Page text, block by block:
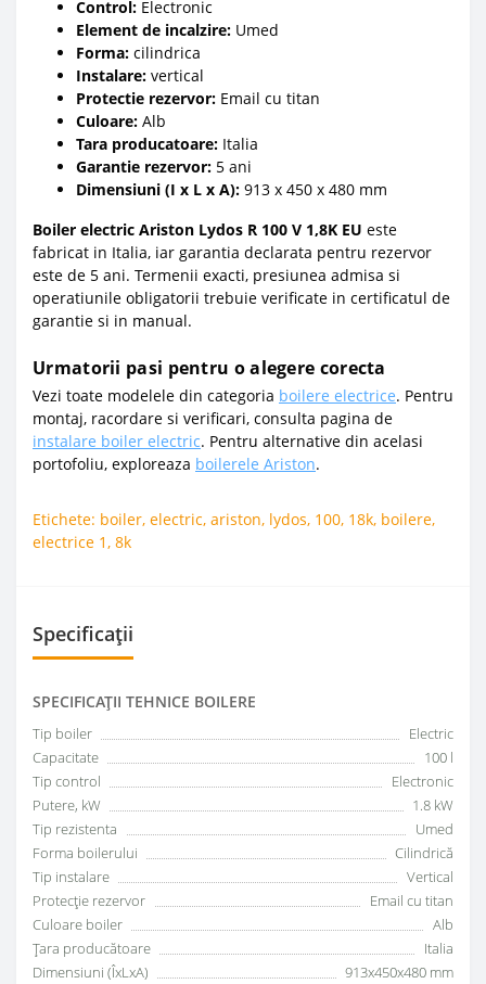
Control: Electronic
Element de incalzire: Umed
Forma: cilindrica
Instalare: vertical
Protectie rezervor: Email cu titan
Culoare: Alb
Tara producatoare: Italia
Garantie rezervor: 5 ani
Dimensiuni (I x L x A): 913 x 450 x 480 mm
Boiler electric Ariston Lydos R 100 V 1,8K EU este
fabricat in Italia, iar garantia declarata pentru rezervor
este de 5 ani. Termenii exacti, presiunea admisa si
operatiunile obligatorii trebuie verificate in certificatul de
garantie si in manual.
Urmatorii pasi pentru o alegere corecta
Vezi toate modelele din categoria boilere electrice. Pentru
montaj, racordare si verificari, consulta pagina de
instalare boiler electric. Pentru alternative din acelasi
portofoliu, exploreaza boilerele Ariston.
Etichete: boiler, electric, ariston, lydos, 100, 18k, boilere,
electrice 1 , 8k
Specificații
SPECIFICAŢII TEHNICE BOILERE
Tip boiler
Electric
Capacitate
100 l
Tip control
Electronic
Putere, kW
1.8 kW
Tip rezistenta
Umed
Forma boilerului
Сilindrică
Tip instalare
Vertical
Protecție rezervor
Email cu titan
Culoare boiler
Alb
Țara producătoare
Italia
Dimensiuni (ÎxLxA)
913x450x480 mm